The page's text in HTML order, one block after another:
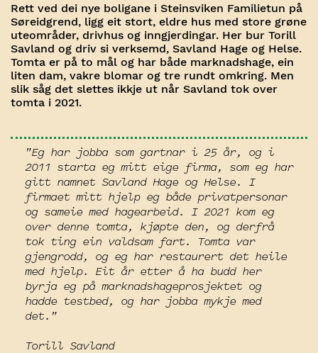
Rett ved dei nye boligane i Steinsviken Familietun på
Søreidgrend, ligg eit stort, eldre hus med store grøne
uteområder, drivhus og inngjerdingar. Her bur Torill
Savland og driv si verksemd, Savland Hage og Helse.
Tomta er på to mål og har både marknadshage, ein
liten dam, vakre blomar og tre rundt omkring. Men
slik såg det slettes ikkje ut når Savland tok over
tomta i 2021.
"Eg har jobba som gartnar i 25 år, og i
2011 starta eg mitt eige firma, som eg har
gitt namnet Savland Hage og Helse. I
firmaet mitt hjelp eg både privatpersonar
og sameie med hagearbeid. I 2021 kom eg
over denne tomta, kjøpte den, og derfrå
tok ting ein valdsam fart. Tomta var
gjengrodd, og eg har restaurert det heile
med hjelp. Eit år etter å ha budd her
byrja eg på marknadshageprosjektet og
hadde testbed, og har jobba mykje med
det."
Torill Savland